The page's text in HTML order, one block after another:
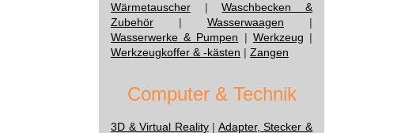
Wärmetauscher |Waschbecken &
Zubehör | Wasserwaagen |
Wasserwerke & Pumpen | Werkzeug |
Werkzeugkoffer & -kästen | Zangen
Computer & Technik
3D & Virtual Reality| Adapter, Stecker &